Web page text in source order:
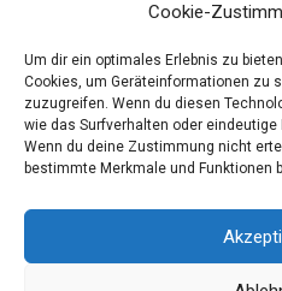
Cookie-
Um dir ein optimales Erlebnis zu
Cookies, um Geräteinformationen zu
zuzugreifen. Wenn du diesen
wie das Surfverhalten oder
Wenn du deine Zustimmung nicht
bestimmte Merkmale und Funktionen
Mäßiges Interesse an Daimlers
O-Ton: Wer muss Schaden für
zahlen? - 42.367 views
Kollegengespräch: Urteile zum
Suchen bei Vorabs